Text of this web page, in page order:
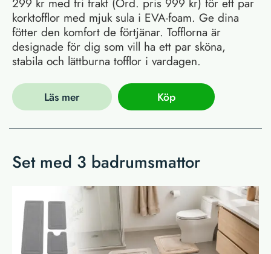
korktofflor med mjuk sula i EVA-foam. Ge dina
fötter den komfort de förtjänar. Tofflorna är
designade för dig som vill ha ett par sköna,
stabila och lättburna tofflor i vardagen.
Läs mer Köp
Set med 3 badrumsmattor